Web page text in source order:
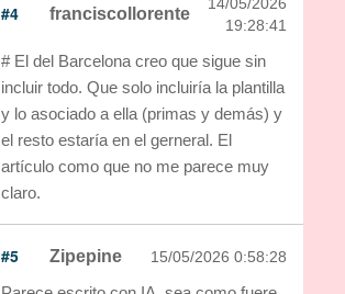
#4 franciscollorente
19:28:41
# El del Barcelona creo que sigue sin
incluir todo. Que solo incluiría la plantilla
y lo asociado a ella (primas y demás) y
el resto estaría en el gerneral. El
artículo como que no me parece muy
claro.
#5 Zipepine 15/05/2026 0:58:28